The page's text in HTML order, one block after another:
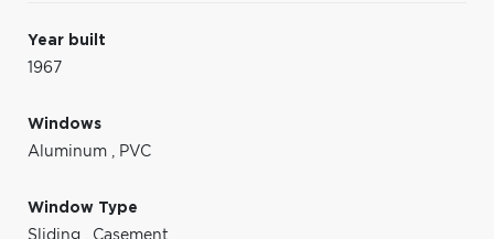
Year built
1967
Windows
Aluminum , PVC
Window Type
Sliding , Casement